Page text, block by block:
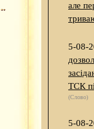
але
5-08-
ТСК
(Слово)
5-08-